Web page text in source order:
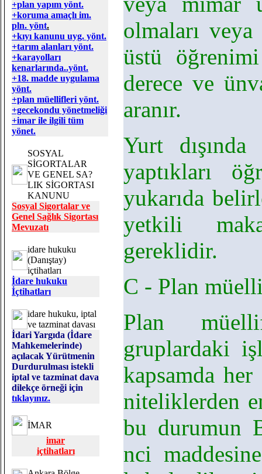
+plan yapım yönt.
+koruma amaçlı im.
pln. yönt.
+kıyı kanunu uyg. yönt.
+tarım alanları yönt.
+karayolları
kenarlarında..yönt.
+18. madde uygulama
yönt.
+plan müellifleri yönt.
+gecekondu yönetmeliği
+imar ile ilgili tüm
yönet.
SOSYAL
SİGORTALAR
VE GENEL SA?
LIK SİGORTASI
KANUNU
Sosyal Sigortalar ve
Genel Sağlık Sigortası
Mevuzatı
idare hukuku
(Danıştay)
içtihatları
İdare hukuku
İçtihatları
idare hukuku, iptal
ve tazminat davası
İdari Yargıda (İdare
Mahkemelerinde)
açılacak Yürütmenin
Durdurulması istekli
iptal ve tazminat dava
dilekçe örneği için
tıklayınız.
İMAR
imar
içtihatları
olmaları
üstü
derece ve
aranır.
Yurt
yaptıkları
yukarıda
yetkili
gereklidir.
C - Plan
Plan
gruplardaki
kapsamda her
niteliklerden
bu durumun
nci